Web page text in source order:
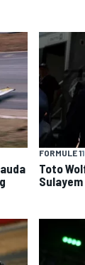
FORMULE 1
Toto